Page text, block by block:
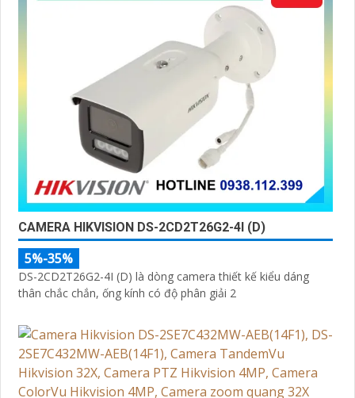
CAMERA HIKVISION DS-2CD2T26G2-4I (D)
5%-35%
DS-2CD2T26G2-4I (D) là dòng camera thiết kế kiểu dáng
thân chắc chắn, ống kính có độ phân giải 2